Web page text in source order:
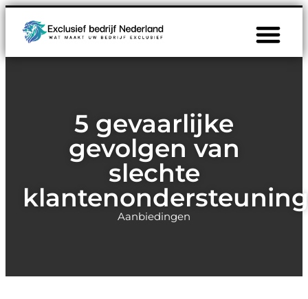
5 gevaarlijke
gevolgen van
slechte
klantenondersteuning
Aanbiedingen